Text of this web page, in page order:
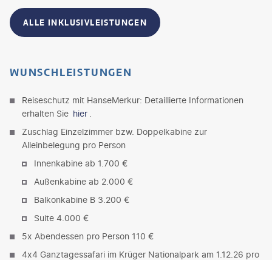
ALLE INKLUSIVLEISTUNGEN
WUNSCHLEISTUNGEN
Reiseschutz mit HanseMerkur: Detaillierte Informationen
erhalten Sie hier
Zuschlag Einzelzimmer bzw. Doppelkabine zur
Alleinbelegung pro Person
Innenkabine ab 1.700 €
Außenkabine ab 2.000 €
Balkonkabine B 3.200 €
Suite 4.000 €
5x Abendessen pro Person 110 €
4x4 Ganztagessafari im Krüger Nationalpark am 1.12.26 pro